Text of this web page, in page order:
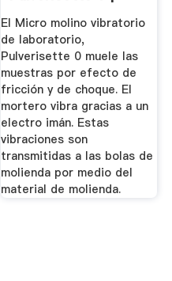
Laval Lab
El Micro molino vibratorio
de laboratorio,
Pulverisette 0 muele las
muestras por efecto de
fricción y de choque. El
mortero vibra gracias a un
electro imán. Estas
vibraciones son
transmitidas a las bolas de
molienda por medio del
material de molienda.